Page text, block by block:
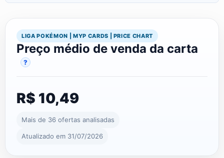
LIGA POKÉMON | MYP CARDS | PRICE CHART
Preço médio de venda da carta
?
R$ 10,49
Mais de 36 ofertas analisadas
Atualizado em 31/07/2026